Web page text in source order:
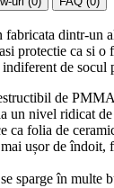
fabricata dintr-un
protectie ca si o
indiferent de socul
de
un nivel ridicat
ca folia de
ușor de îndoit,
sparge în multe